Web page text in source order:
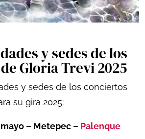
y sedes de los
Gloria Trevi 2025
y sedes de los conciertos
su gira 2025:
– Metepec – Palenque